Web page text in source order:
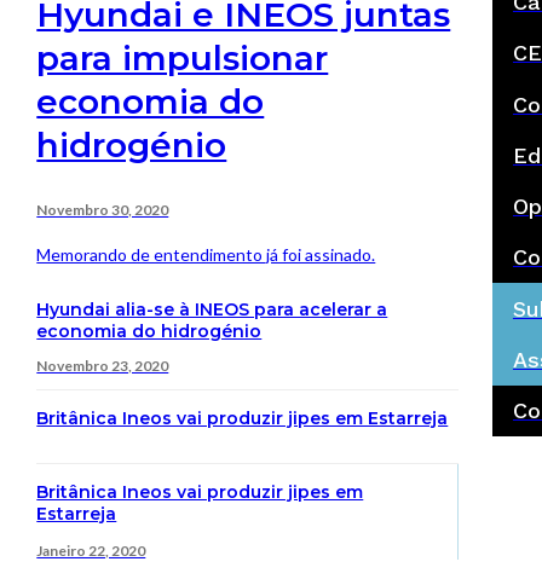
Hyundai e INEOS juntas
para impulsionar
economia do
hidrogénio
Novembro 30, 2020
Memorando de entendimento já foi assinado.
Hyundai alia-se à INEOS para acelerar a
economia do hidrogénio
Novembro 23, 2020
Britânica Ineos vai produzir jipes em Estarreja
Britânica Ineos vai produzir jipes em
Estarreja
Janeiro 22, 2020